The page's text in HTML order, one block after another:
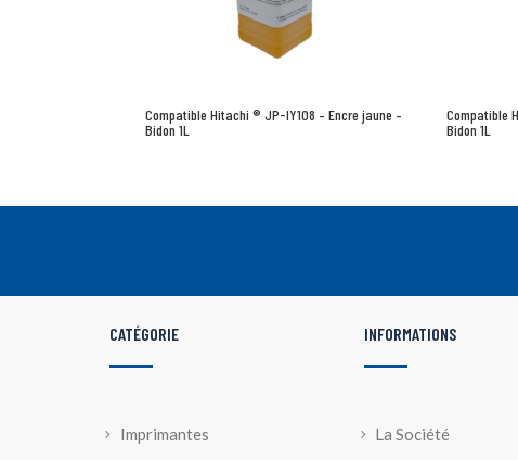
Compatible Hitachi ® JP-IY108 – Encre jaune –
Bidon 1L
Compatible
Bidon 1L
CATÉGORIE
Imprimantes
INFORMATIONS
La Société